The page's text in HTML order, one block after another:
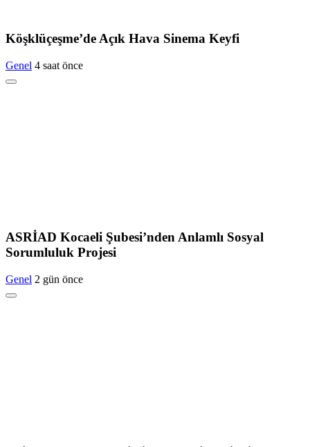
Köşklüçeşme’de Açık Hava Sinema Keyfi
Genel 4 saat önce
ASRİAD Kocaeli Şubesi’nden Anlamlı Sosyal
Sorumluluk Projesi
Genel 2 gün önce